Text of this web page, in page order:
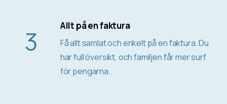
3
Allt på en faktura
Få allt samlat och enkelt på en faktura. Du
har full översikt, och familjen får mer surf
för pengarna.